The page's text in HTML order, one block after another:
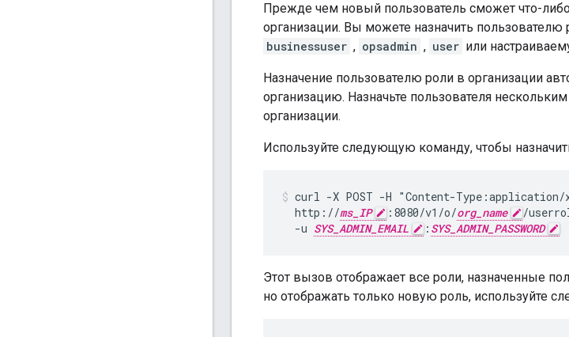
Прежде чем новый пользователь сможет что-
организации. Вы можете назначить пользователю
businessuser , opsadmin , user или
Назначение пользователю роли в организации
организацию. Назначьте пользователя
организации.
Используйте следующую команду, чтобы
curl -X POST -H "Content-Type:application/
  http://
ms_IP :8080/v1/o/org_name /
  -u
SYS_ADMIN_EMAIL : SYS_ADMIN_PASSWORD
Этот вызов отображает все роли, назначенные
но отображать только новую роль, используйте